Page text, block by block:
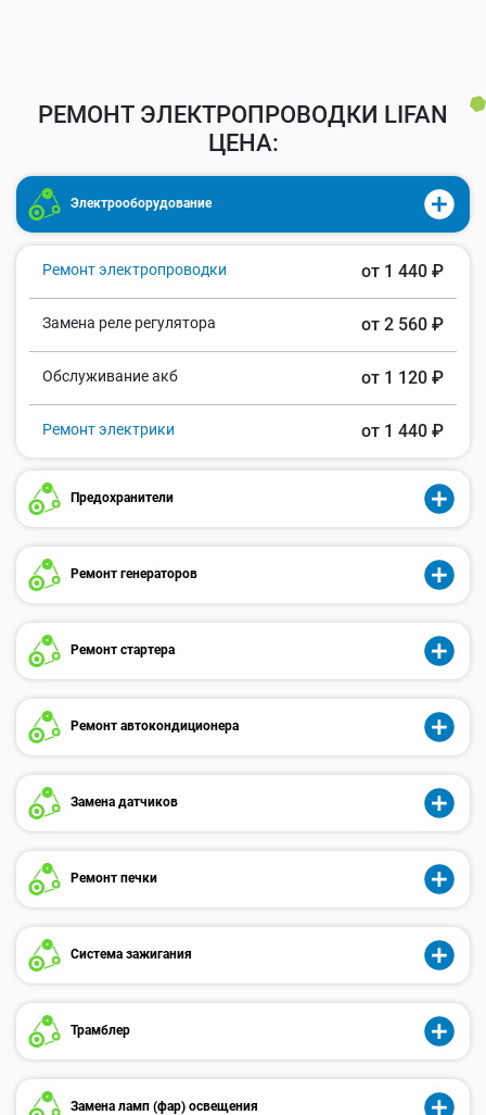
РЕМОНТ ЭЛЕКТРОПРОВОДКИ LIFAN
ЦЕНА:
Электрооборудование
Ремонт электропроводки от 1 440 ₽
Замена реле регулятора от 2 560 ₽
Обслуживание акб от 1 120 ₽
Ремонт электрики от 1 440 ₽
Предохранители
Ремонт генераторов
Ремонт стартера
Ремонт автокондиционера
Замена датчиков
Ремонт печки
Система зажигания
Трамблер
Замена ламп (фар) освещения